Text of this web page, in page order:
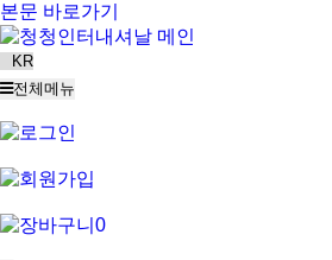
본문 바로가기
전체메뉴
0